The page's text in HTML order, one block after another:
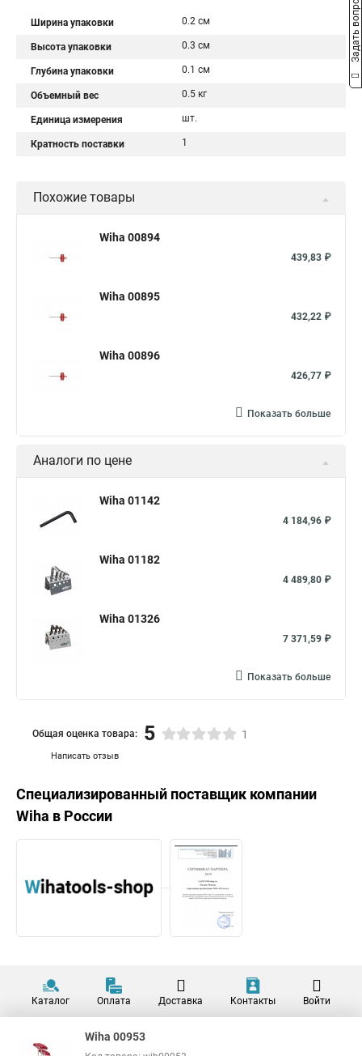
Ширина упаковки 0.2 см
Высота упаковки 0.3 см
Глубина упаковки 0.1 см
Объемный вес 0.5 кг
Единица измерения шт.
Кратность поставки 1
Похожие товары
Wiha 00894
439,83 ₽
Wiha 00895
432,22 ₽
Wiha 00896
426,77 ₽
Показать больше
Аналоги по цене
Wiha 01142
4 184,96 ₽
Wiha 01182
4 489,80 ₽
Wiha 01326
7 371,59 ₽
Показать больше
Написать отзыв
Общая оценка товара: 5 1
Специализированный поставщик компании
Wiha в России
Каталог Оплата Доставка Контакты Войти
Wiha 00953
Задать вопрос